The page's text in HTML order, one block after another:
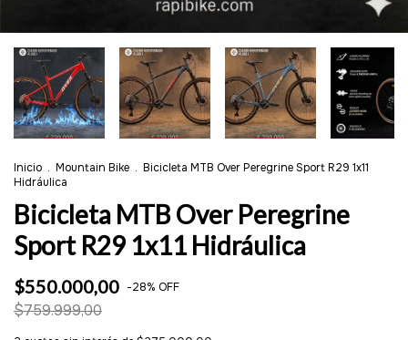
Inicio . Mountain Bike . Bicicleta MTB Over Peregrine Sport R29 1x11
Hidráulica
Bicicleta MTB Over Peregrine
Sport R29 1x11 Hidráulica
$550.000,00 -28% OFF
$759.999,00